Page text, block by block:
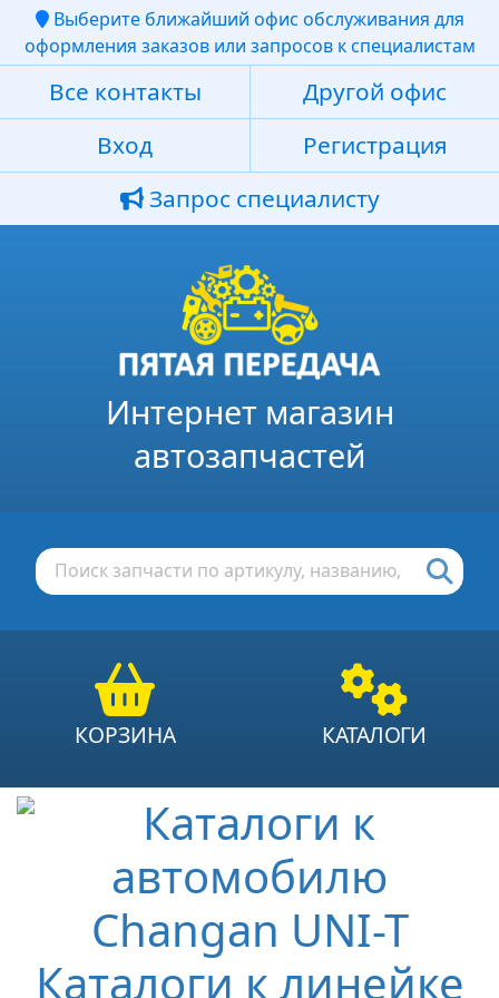
Выберите ближайший офис обслуживания для
оформления заказов или запросов к специалистам
Все контакты
Другой офис
Вход
Регистрация
Запрос специалисту
Интернет магазин
автозапчастей
КОРЗИНА КАТАЛОГИ
Каталоги к линейке